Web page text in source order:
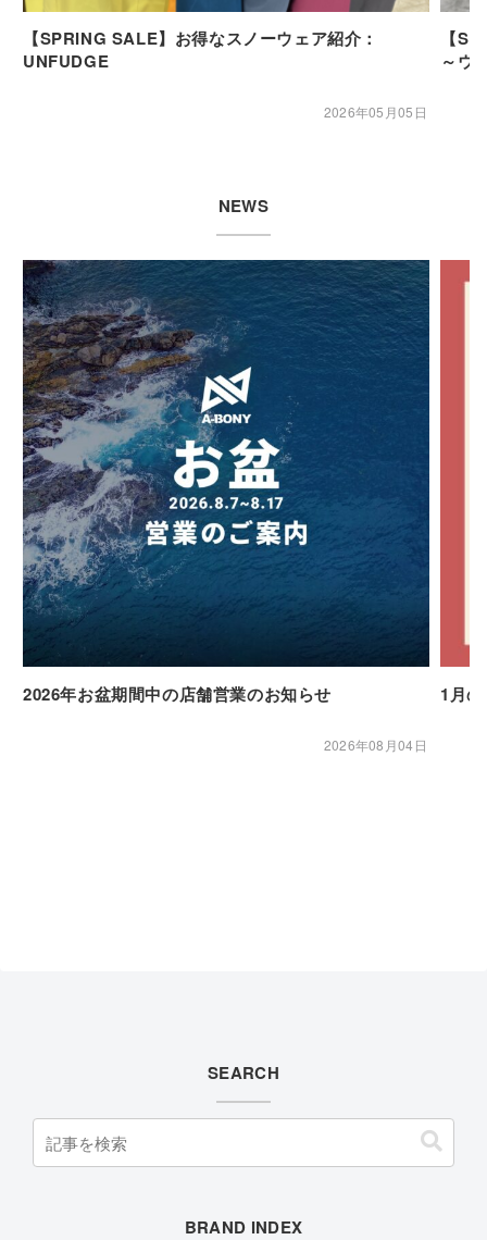
【SPRING SALE】お得なスノーウェア紹介：
UNFUDGE
2026年05月05日
【
～ウ
NEWS
2026年お盆期間中の店舗営業のお知らせ
2026年08月04日
1月
SEARCH
BRAND INDEX